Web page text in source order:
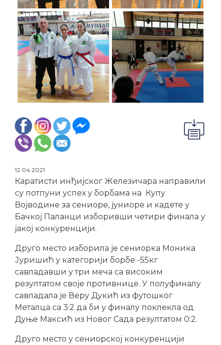
12.04.2021
Кaратисти инђијског Железичара направили
су потпуни успех у борбама на Купу
Војводине за сениоре, јуниоре и кадете у
Бачкој Паланци изборивши четири финала у
јакој конкуренцији.
Друго место изборила је сениорка Моника
Јуришић у категорији борбе -55кг
савладавши у три меча са високим
резултатом своје противнице. У полуфиналу
савладала је Веру Дукић из футошког
Металца са 3:2 да би у финалу поклекла од
Дуње Максић из Новог Сада резултатом 0:2.
Друго место у сениорској конкуренцији